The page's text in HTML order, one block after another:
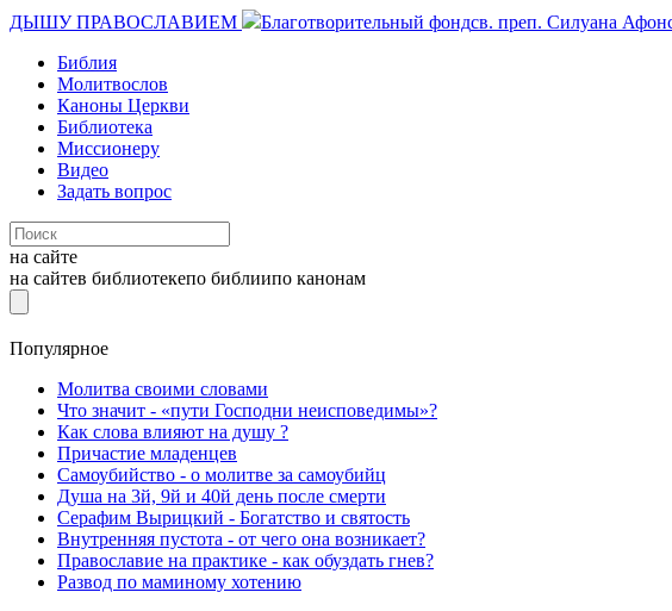
ДЫШУ ПРАВОСЛАВИЕМ Благотворительный фондсв. преп. Силуана
Библия
Молитвослов
Каноны Церкви
Библиотека
Миссионеру
Видео
Задать вопрос
на сайте
на сайтев библиотекепо библиипо канонам
Популярное
Молитва своими словами
Что значит - «пути Господни неисповедимы»?
Как слова влияют на душу ?
Причастие младенцев
Самоубийство - о молитве за самоубийц
Душа на 3й, 9й и 40й день после смерти
Серафим Вырицкий - Богатство и святость
Внутренняя пустота - от чего она возникает?
Православие на практике - как обуздать гнев?
Развод по маминому хотению